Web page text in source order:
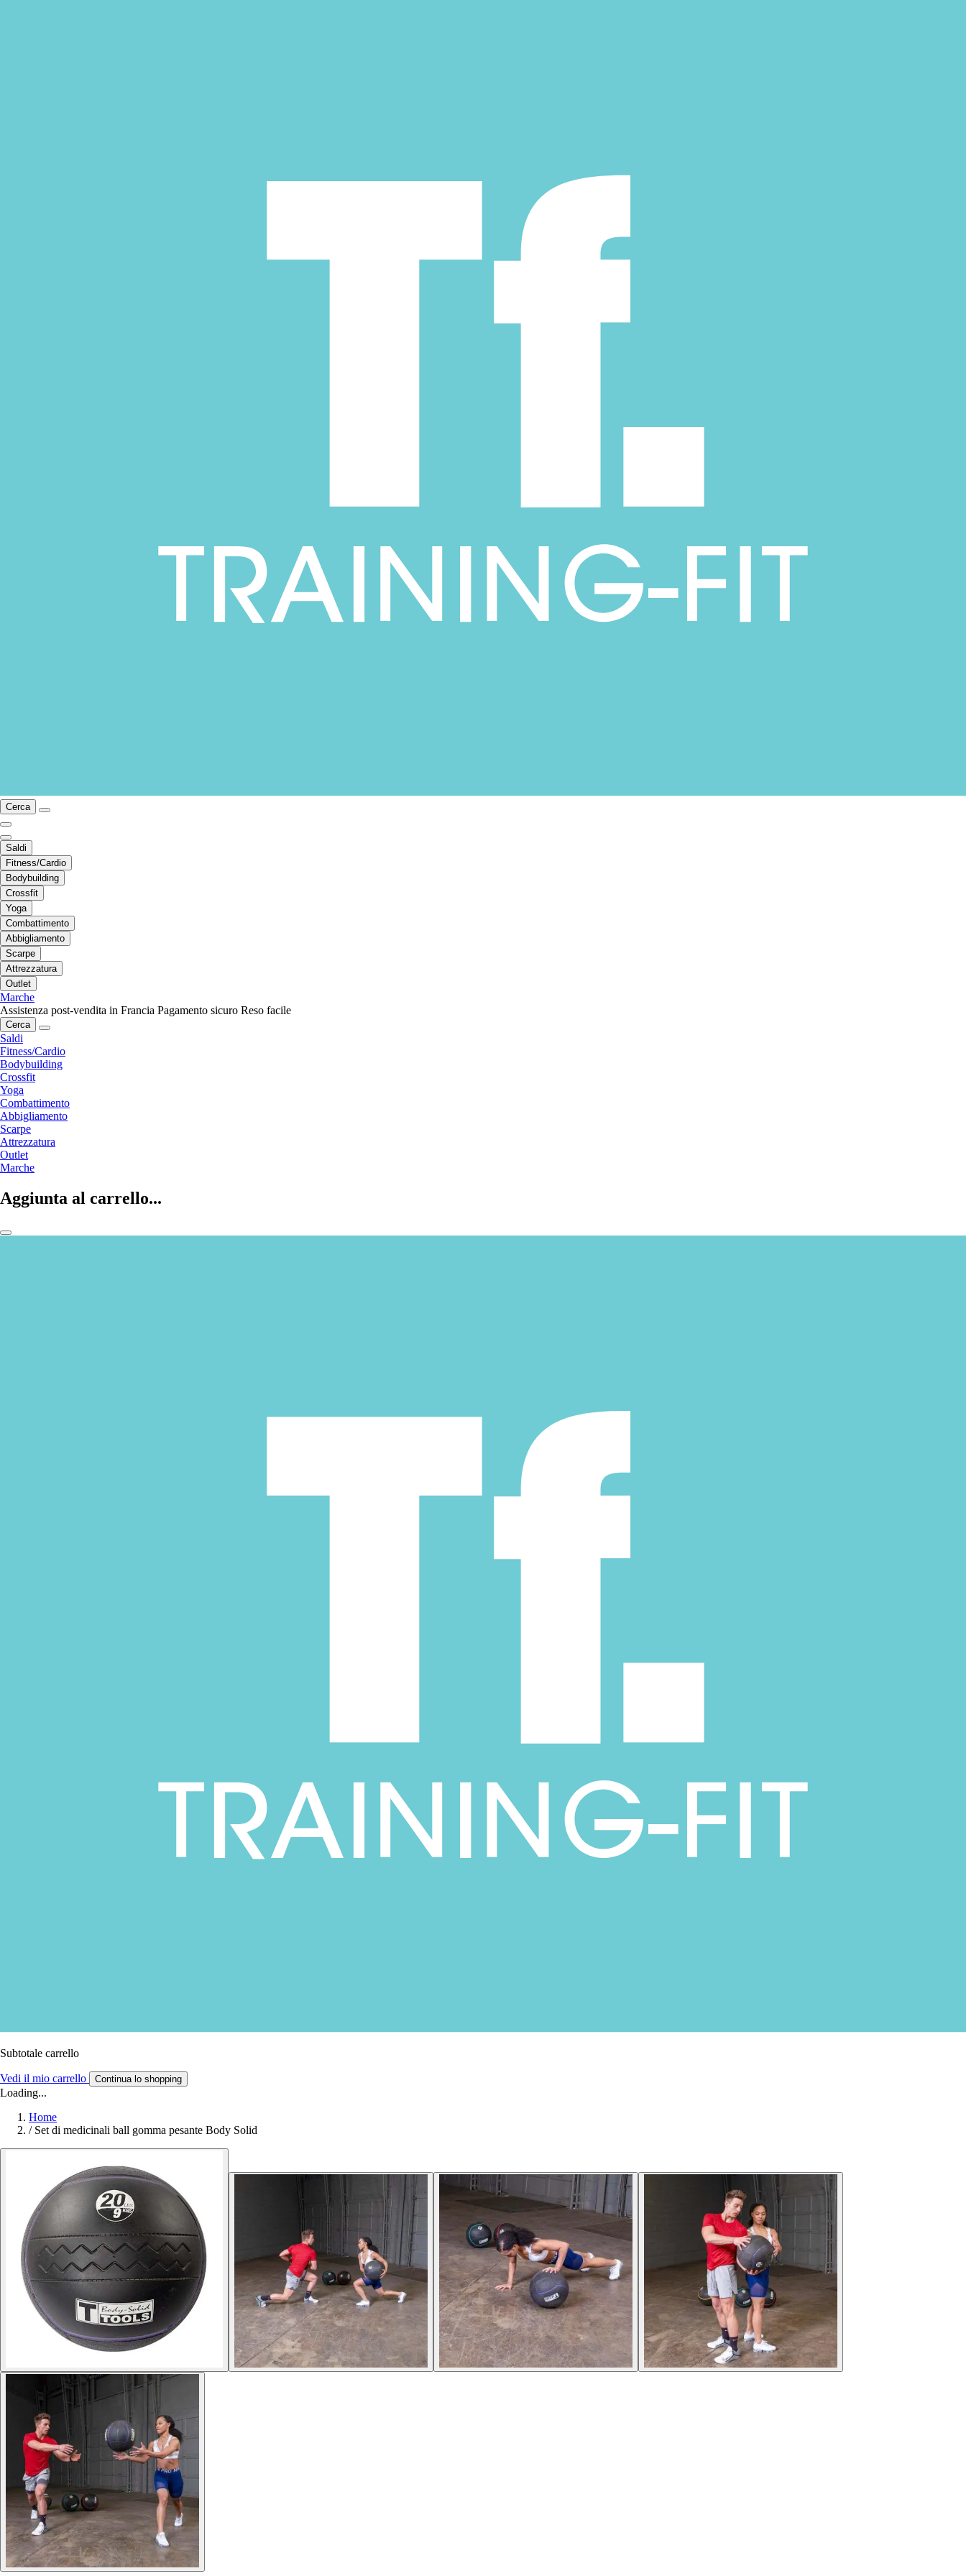
Cerca
Saldi
Fitness/Cardio
Bodybuilding
Crossfit
Yoga
Combattimento
Abbigliamento
Scarpe
Attrezzatura
Outlet
Marche
Assistenza post-vendita in Francia Pagamento sicuro Reso facile
Cerca
Saldi
Fitness/Cardio
Bodybuilding
Crossfit
Yoga
Combattimento
Abbigliamento
Scarpe
Attrezzatura
Outlet
Marche
Aggiunta al carrello...
Subtotale carrello
Vedi il mio carrello Continua lo shopping
Loading...
Home
/ Set di medicinali ball gomma pesante Body Solid